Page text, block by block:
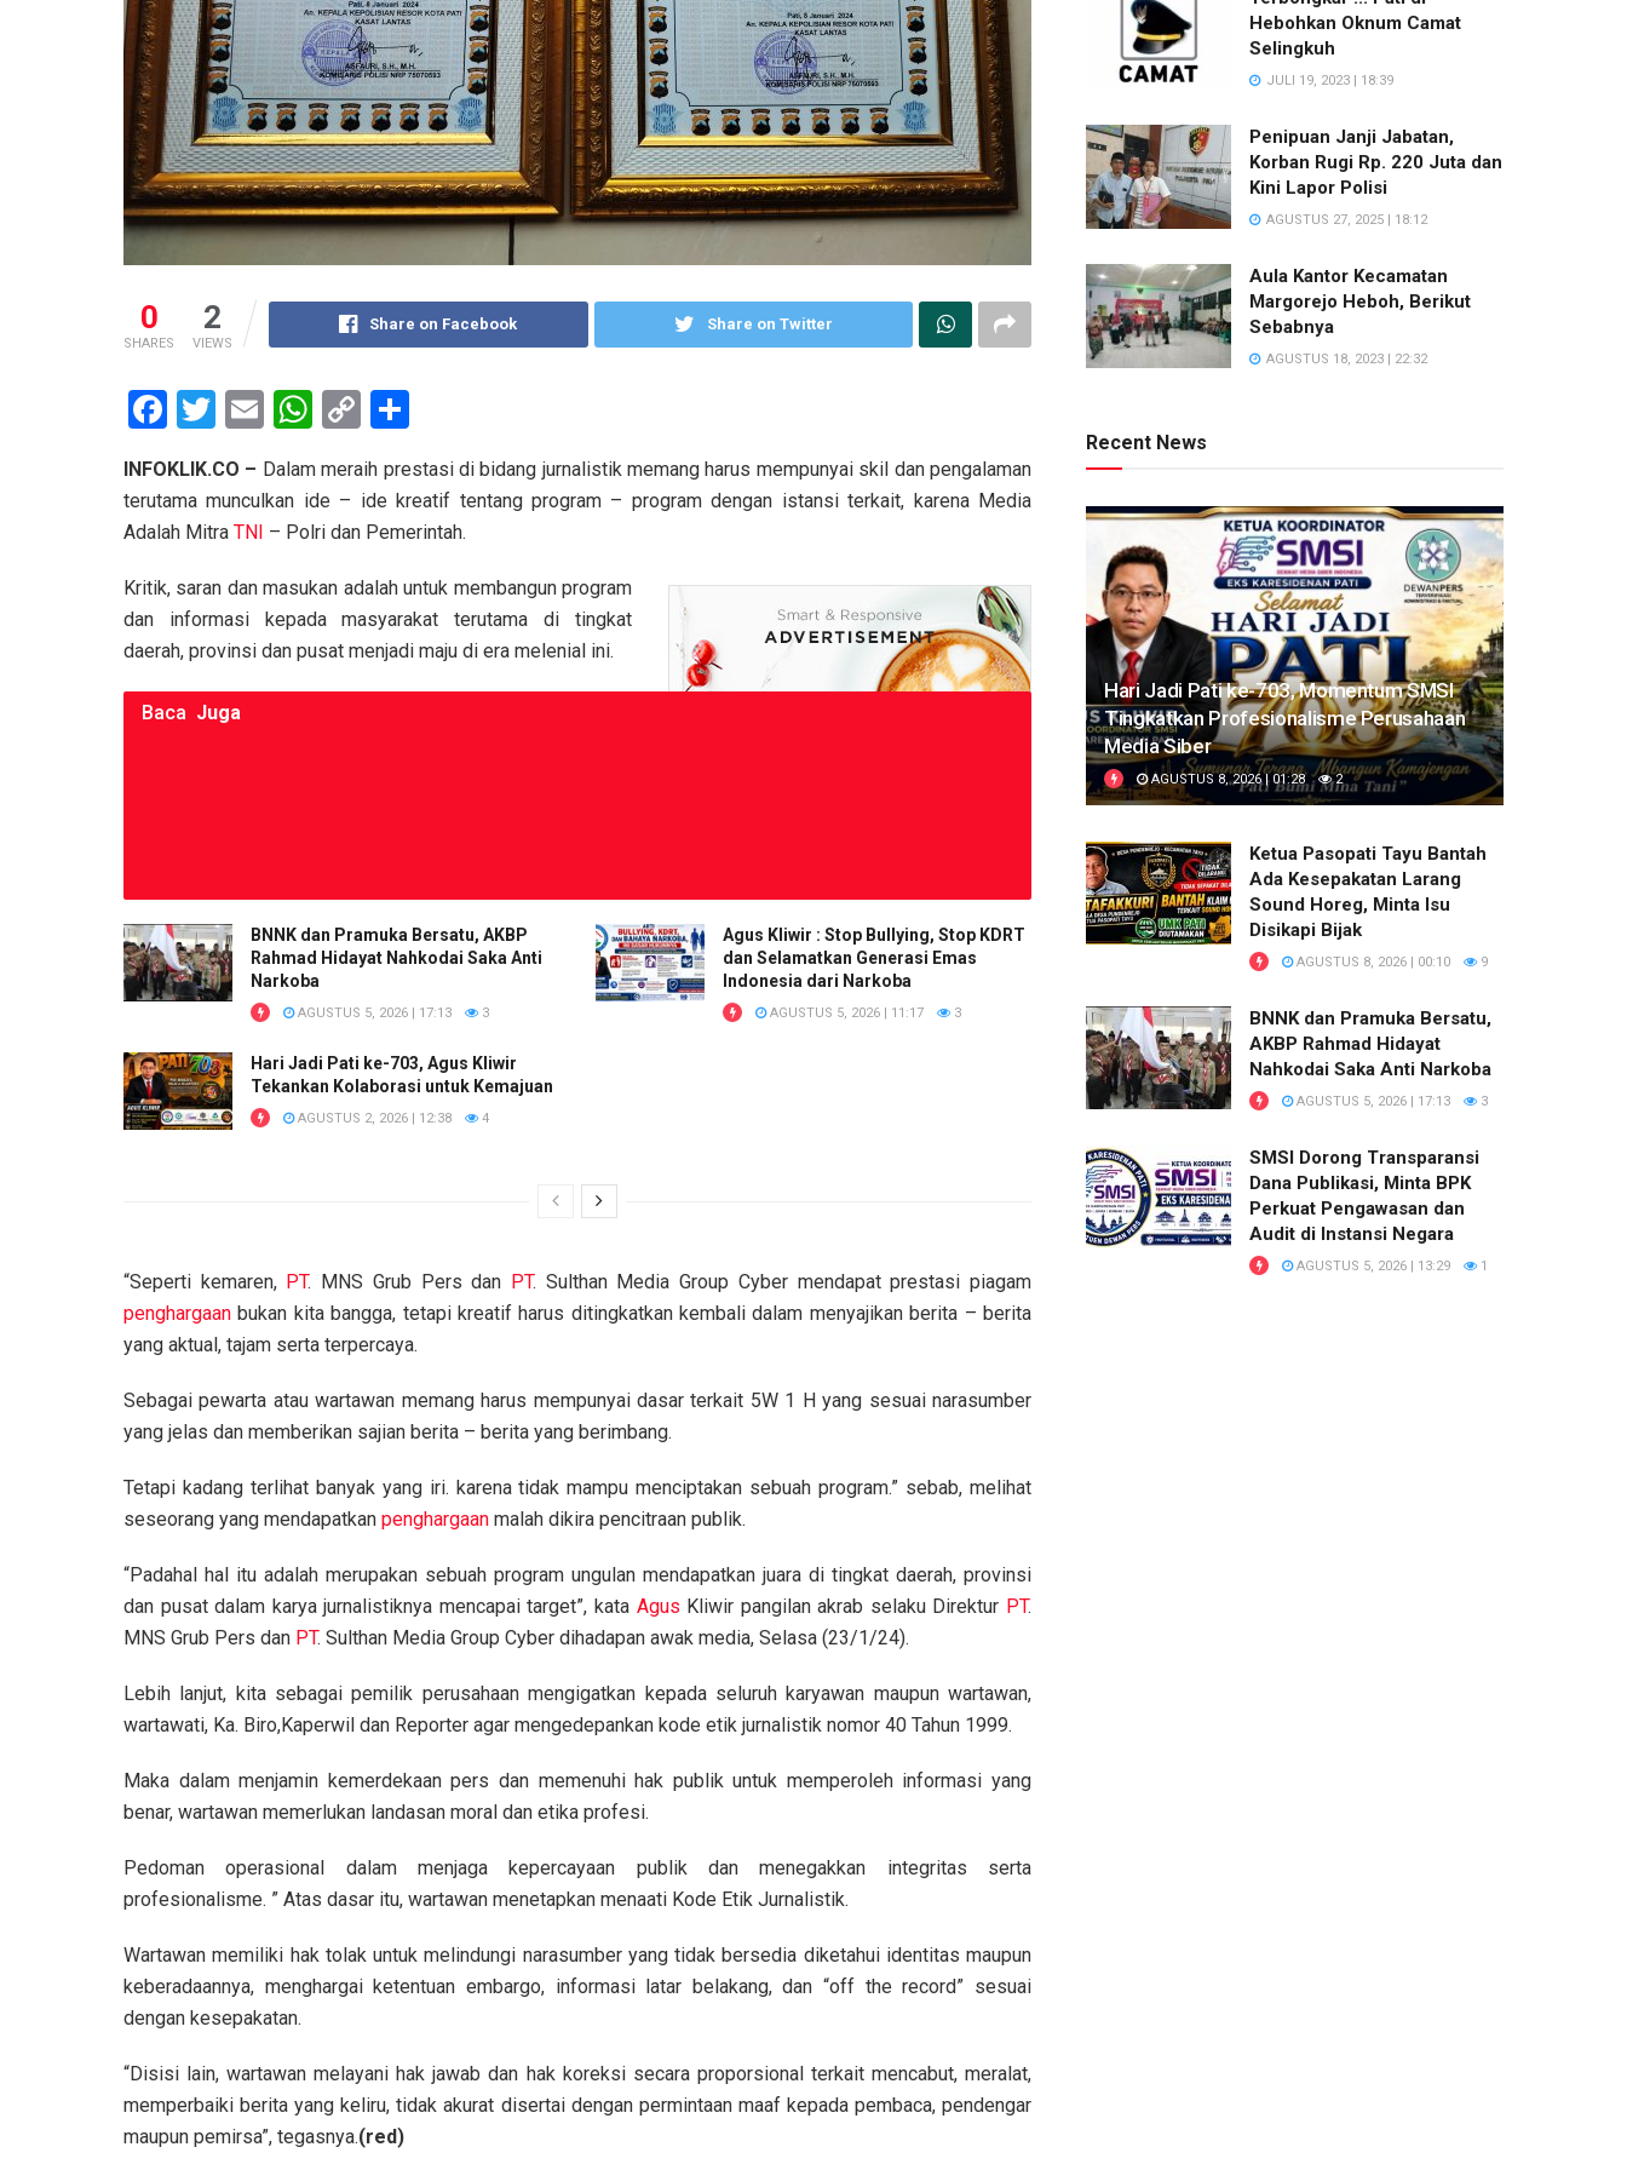
0
SHARES
2
VIEWS
Share on Facebook Share on Twitter
F
ce
b
o
k
T
tt
er
E
ail
W
at
s
p
p
C
py
Li
k
ar
e
INFOKLIK.CO – Dalam meraih prestasi di bidang jurnalistik memang harus mempunyai skil dan pengalaman
terutama munculkan ide – ide kreatif tentang program – program dengan istansi terkait, karena Media
Adalah Mitra TNI – Polri dan Pemerintah.
Kritik, saran dan masukan adalah untuk membangun program
dan informasi kepada masyarakat terutama di tingkat
daerah, provinsi dan pusat menjadi maju di era melenial ini.
Baca Juga
BNNK dan Pramuka Bersatu, AKBP
Rahmad Hidayat Nahkodai Saka Anti
Narkoba
AGUSTUS 5, 2026 | 17:13 3
Agus Kliwir : Stop Bullying, Stop KDRT
dan Selamatkan Generasi Emas
Indonesia dari Narkoba
AGUSTUS 5, 2026 | 11:17 3
Hari Jadi Pati ke-703, Agus Kliwir
Tekankan Kolaborasi untuk Kemajuan
AGUSTUS 2, 2026 | 12:38 4
“Seperti kemaren, PT. MNS Grub Pers dan PT. Sulthan Media Group Cyber mendapat prestasi piagam
penghargaan bukan kita bangga, tetapi kreatif harus ditingkatkan kembali dalam menyajikan berita – berita
yang aktual, tajam serta terpercaya.
Sebagai pewarta atau wartawan memang harus mempunyai dasar terkait 5W 1 H yang sesuai narasumber
yang jelas dan memberikan sajian berita – berita yang berimbang.
Tetapi kadang terlihat banyak yang iri. karena tidak mampu menciptakan sebuah program.” sebab, melihat
seseorang yang mendapatkan penghargaan malah dikira pencitraan publik.
“Padahal hal itu adalah merupakan sebuah program ungulan mendapatkan juara di tingkat daerah, provinsi
dan pusat dalam karya jurnalistiknya mencapai target”, kata Agus Kliwir pangilan akrab selaku Direktur PT.
MNS Grub Pers dan PT. Sulthan Media Group Cyber dihadapan awak media, Selasa (23/1/24).
Lebih lanjut, kita sebagai pemilik perusahaan mengigatkan kepada seluruh karyawan maupun wartawan,
wartawati, Ka. Biro,Kaperwil dan Reporter agar mengedepankan kode etik jurnalistik nomor 40 Tahun 1999.
Maka dalam menjamin kemerdekaan pers dan memenuhi hak publik untuk memperoleh informasi yang
benar, wartawan memerlukan landasan moral dan etika profesi.
Pedoman operasional dalam menjaga kepercayaan publik dan menegakkan integritas serta
profesionalisme. ” Atas dasar itu, wartawan menetapkan menaati Kode Etik Jurnalistik.
Wartawan memiliki hak tolak untuk melindungi narasumber yang tidak bersedia diketahui identitas maupun
keberadaannya, menghargai ketentuan embargo, informasi latar belakang, dan “off the record” sesuai
dengan kesepakatan.
“Disisi lain, wartawan melayani hak jawab dan hak koreksi secara proporsional terkait mencabut, meralat,
memperbaiki berita yang keliru, tidak akurat disertai dengan permintaan maaf kepada pembaca, pendengar
maupun pemirsa”, tegasnya.(red)
Hebohkan Oknum Camat
Selingkuh
JULI 19, 2023 | 18:39
Penipuan Janji Jabatan,
Korban Rugi Rp. 220 Juta dan
Kini Lapor Polisi
AGUSTUS 27, 2025 | 18:12
Aula Kantor Kecamatan
Margorejo Heboh, Berikut
Sebabnya
AGUSTUS 18, 2023 | 22:32
Recent News
Hari Jadi Pati ke-703, Momentum SMSI
Tingkatkan Profesionalisme Perusahaan
Media Siber
AGUSTUS 8, 2026 | 01:28 2
Ketua Pasopati Tayu Bantah
Ada Kesepakatan Larang
Sound Horeg, Minta Isu
Disikapi Bijak
AGUSTUS 8, 2026 | 00:10 9
BNNK dan Pramuka Bersatu,
AKBP Rahmad Hidayat
Nahkodai Saka Anti Narkoba
AGUSTUS 5, 2026 | 17:13 3
SMSI Dorong Transparansi
Dana Publikasi, Minta BPK
Perkuat Pengawasan dan
Audit di Instansi Negara
AGUSTUS 5, 2026 | 13:29 1